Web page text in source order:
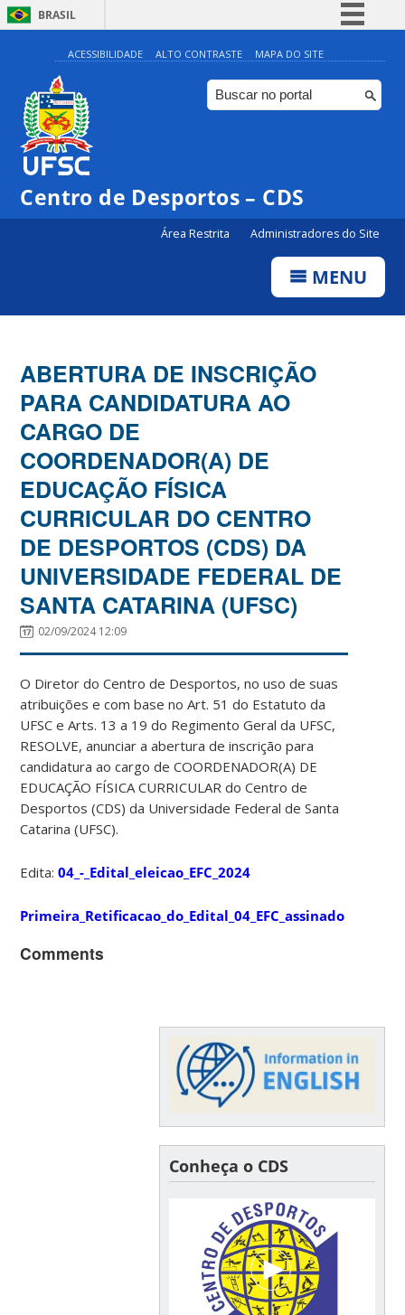
BRASIL
Simplifique!
Comunica BR
Participe
Canais
ACESSIBILIDADE ALTO CONTRASTE MAPA DO SITE
Centro de Desportos – CDS
Área Restrita Administradores do Site
MENU
ABERTURA DE INSCRIÇÃO
PARA CANDIDATURA AO
CARGO DE
COORDENADOR(A) DE
EDUCAÇÃO FÍSICA
CURRICULAR DO CENTRO
DE DESPORTOS (CDS) DA
UNIVERSIDADE FEDERAL DE
SANTA CATARINA (UFSC)
02/09/2024 12:09
O Diretor do Centro de Desportos, no uso de suas
atribuições e com base no Art. 51 do Estatuto da
UFSC e Arts. 13 a 19 do Regimento Geral da UFSC,
RESOLVE, anunciar a abertura de inscrição para
candidatura ao cargo de COORDENADOR(A) DE
EDUCAÇÃO FÍSICA CURRICULAR do Centro de
Desportos (CDS) da Universidade Federal de Santa
Catarina (UFSC).
Edita:04_-_Edital_eleicao_EFC_2024
Primeira_Retificacao_do_Edital_04_EFC_assinado
Comments
Conheça o CDS